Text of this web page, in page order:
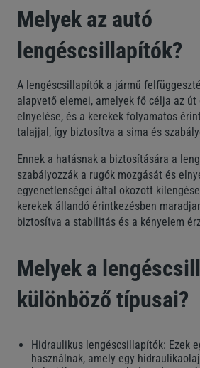
Melyek az autó
lengéscsillapítók?
A lengéscsillapítók a jármű
alapvető elemei, amelyek fő célja az út
elnyelése, és a kerekek folyamatos
talajjal, így biztosítva a sima és
Ennek a hatásnak a biztosítására a
szabályozzák a rugók mozgását és
egyenetlenségei által okozott
kerekek állandó érintkezésben
biztosítva a stabilitás és a kényelem
Melyek a
különböző típusai?
Hidraulikus lengéscsillapítók: Ezek
használnak, amely egy